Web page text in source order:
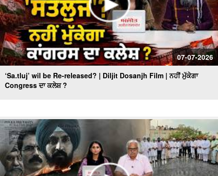
07-07-2026
‘Sa.tluj’ wil be Re-released? | Diljit Dosanjh Film | ਨਹੀਂ ਮੁੱਕੇਗਾ
Congress ਦਾ ਕਲੇਸ਼ ?